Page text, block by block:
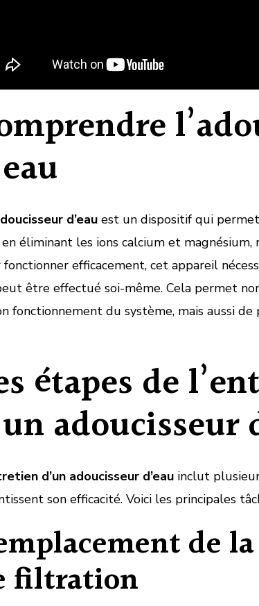
d’eau est un dispositif qui
en éliminant les ions calcium et magnésium,
fonctionner efficacement, cet appareil
être effectué soi-même. Cela permet
fonctionnement du système, mais aussi
étapes de
adoucisseur
d’un adoucisseur d’eau inclut
son efficacité. Voici les principales
de
filtration